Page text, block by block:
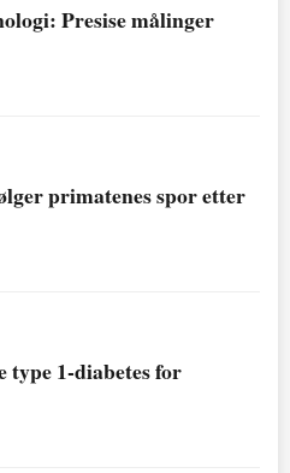
Presise målinger
primatenes spor etter
1-diabetes for